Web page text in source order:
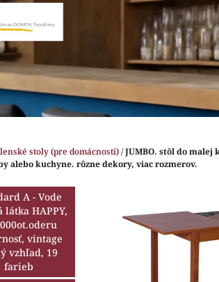
stoly (pre domácnosti)/JUMBO. stôl do
alebo kuchyne. rôzne dekory, viac rozmerov.
A - Vode
látka HAPPY,
vintage
vzhľad, 19
farieb